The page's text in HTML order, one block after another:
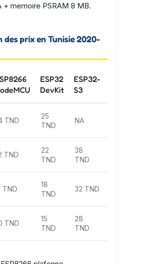
+ memoire PSRAM 8 MB.
des prix en Tunisie 2020-
ESP32
DevKit
ESP32-
S3
TND
25
TND
NA
TND
22
TND
38
TND
TND
18
TND
32 TND
TND
15
TND
28
TND